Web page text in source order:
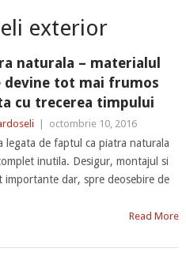
exterior
naturala – materialul
devine tot mai frumos
cu trecerea timpului
octombrie 10, 2016
legata de faptul ca piatra naturala
inutila. Desigur, montajul si
dar, spre deosebire de
Read More